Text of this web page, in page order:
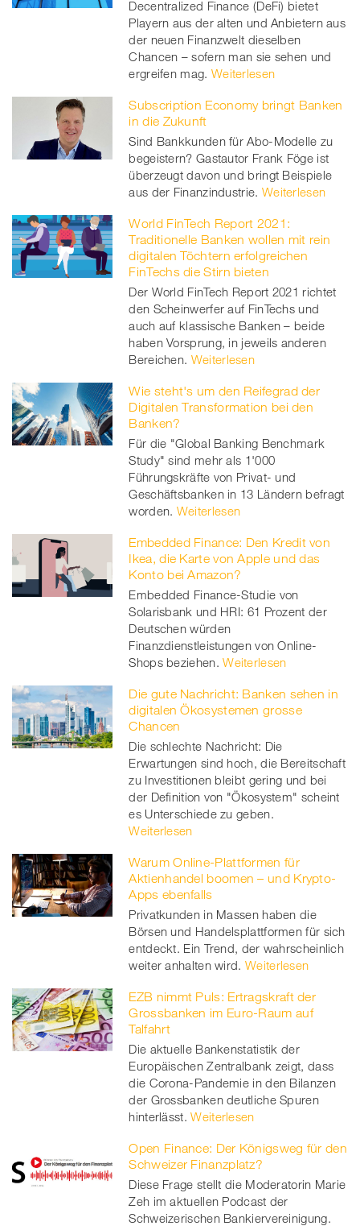
Decentralized Finance (DeFi) bietet
Playern aus der alten und Anbietern aus
der neuen Finanzwelt dieselben
Chancen – sofern man sie sehen und
ergreifen mag. Weiterlesen
Subscription Economy bringt Banken
in die Zukunft
Sind Bankkunden für Abo-Modelle zu
begeistern? Gastautor Frank Föge ist
überzeugt davon und bringt Beispiele
aus der Finanzindustrie. Weiterlesen
World FinTech Report 2021:
Traditionelle Banken wollen mit rein
digitalen Töchtern erfolgreichen
FinTechs die Stirn bieten
Der World FinTech Report 2021 richtet
den Scheinwerfer auf FinTechs und
auch auf klassische Banken – beide
haben Vorsprung, in jeweils anderen
Bereichen. Weiterlesen
Wie steht's um den Reifegrad der
Digitalen Transformation bei den
Banken?
Für die "Global Banking Benchmark
Study" sind mehr als 1'000
Führungskräfte von Privat- und
Geschäftsbanken in 13 Ländern befragt
worden. Weiterlesen
Embedded Finance: Den Kredit von
Ikea, die Karte von Apple und das
Konto bei Amazon?
Embedded Finance-Studie von
Solarisbank und HRI: 61 Prozent der
Deutschen würden
Finanzdienstleistungen von Online-
Shops beziehen. Weiterlesen
Die gute Nachricht: Banken sehen in
digitalen Ökosystemen grosse
Chancen
Die schlechte Nachricht: Die
Erwartungen sind hoch, die Bereitschaft
zu Investitionen bleibt gering und bei
der Definition von "Ökosystem" scheint
es Unterschiede zu geben.
Weiterlesen
Warum Online-Plattformen für
Aktienhandel boomen – und Krypto-
Apps ebenfalls
Privatkunden in Massen haben die
Börsen und Handelsplattformen für sich
entdeckt. Ein Trend, der wahrscheinlich
weiter anhalten wird. Weiterlesen
EZB nimmt Puls: Ertragskraft der
Grossbanken im Euro-Raum auf
Talfahrt
Die aktuelle Bankenstatistik der
Europäischen Zentralbank zeigt, dass
die Corona-Pandemie in den Bilanzen
der Grossbanken deutliche Spuren
hinterlässt. Weiterlesen
Open Finance: Der Königsweg für den
Schweizer Finanzplatz?
Diese Frage stellt die Moderatorin Marie
Zeh im aktuellen Podcast der
Schweizerischen Bankiervereinigung.